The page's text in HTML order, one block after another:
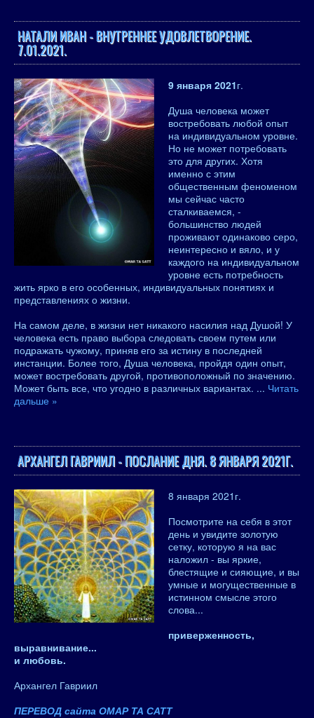
НАТАЛИ ИВАН - ВНУТРЕННЕЕ УДОВЛЕТВОРЕНИЕ.
7.01.2021.
9 января 2021г.
Душа человека может
востребовать любой опыт
на индивидуальном уровне.
Но не может потребовать
это для других. Хотя
именно с этим
общественным феноменом
мы сейчас часто
сталкиваемся, -
большинство людей
проживают одинаково серо,
неинтересно и вяло, и у
каждого на индивидуальном
уровне есть потребность
жить ярко в его особенных, индивидуальных понятиях и
представлениях о жизни.
На самом деле, в жизни нет никакого насилия над Душой! У
человека есть право выбора следовать своем путем или
подражать чужому, приняв его за истину в последней
инстанции. Более того, Душа человека, пройдя один опыт,
может востребовать другой, противоположный по значению.
Может быть все, что угодно в различных вариантах. ... Читать
дальше »
АРХАНГЕЛ ГАВРИИЛ - ПОСЛАНИЕ ДНЯ. 8 ЯНВАРЯ 2021Г.
8 января 2021г.
Посмотрите на себя в этот
день и увидите золотую
сетку, которую я на вас
наложил - вы яркие,
блестящие и сияющие, и вы
умные и могущественные в
истинном смысле этого
слова...
приверженность,
выравнивание...
и любовь.
Архангел Гавриил
ПЕРЕВОД сайта ОМАР ТА САТТ